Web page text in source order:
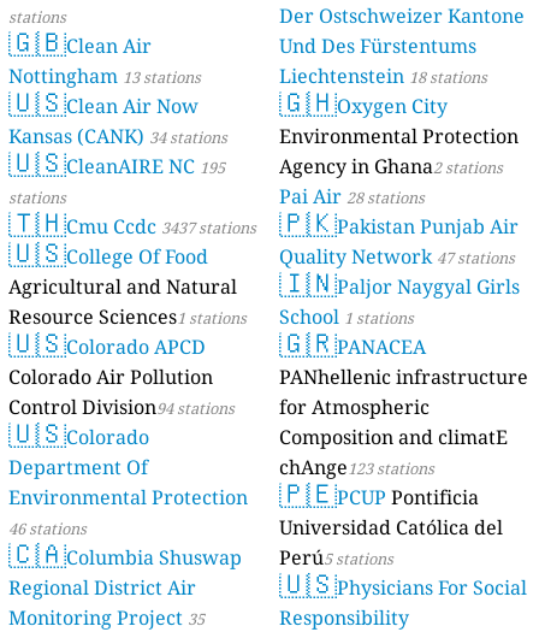
stations
🇬🇧Clean Air
Nottingham 13 stations
🇺🇸Clean Air Now
Kansas (CANK) 34 stations
🇺🇸CleanAIRE NC 195
stations
🇹🇭Cmu Ccdc 3437 stations
🇺🇸College Of Food
Agricultural and Natural
Resource Sciences1 stations
🇺🇸Colorado APCD
Colorado Air Pollution
Control Division94 stations
🇺🇸Colorado
Department Of
Environmental Protection
46 stations
🇨🇦Columbia Shuswap
Regional District Air
Monitoring Project 35
Der Ostschweizer Kantone
Und Des Fürstentums
Liechtenstein 18 stations
🇬🇭Oxygen City
Environmental Protection
Agency in Ghana2 stations
Pai Air 28 stations
🇵🇰Pakistan Punjab Air
Quality Network 47 stations
🇮🇳Paljor Naygyal Girls
School 1 stations
🇬🇷PANACEA
PANhellenic infrastructure
for Atmospheric
Composition and climatE
chAnge123 stations
🇵🇪PCUP Pontificia
Universidad Católica del
Perú5 stations
🇺🇸Physicians For Social
Responsibility